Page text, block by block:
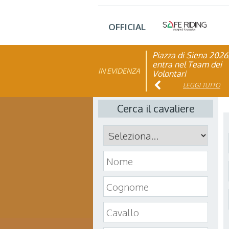
OFFICIAL
IN EVIDENZA
Piazza di Siena
entra nel Team dei
Volontari
LEGGI TUTTO
FISE: aperta la
affiliazione 2026
LEGGI TUTTO
Cerca il cavaliere